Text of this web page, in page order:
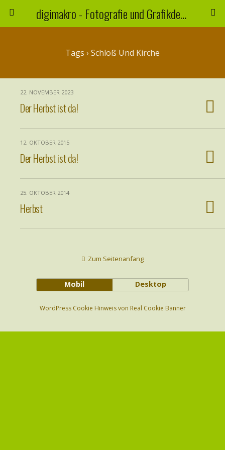
digimakro - Fotografie und Grafikdesign
Tags › Schloß Und Kirche
22. NOVEMBER 2023
Der Herbst ist da!
12. OKTOBER 2015
Der Herbst ist da!
25. OKTOBER 2014
Herbst
Zum Seitenanfang
Mobil Desktop
WordPress Cookie Hinweis von Real Cookie Banner